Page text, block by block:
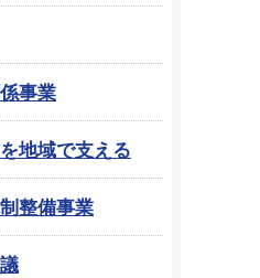
事業
地域で支える
整備事業